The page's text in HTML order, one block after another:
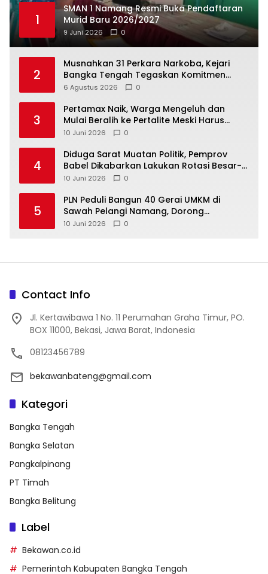
1
SMAN 1 Namang Resmi Buka Pendaftaran
Murid Baru 2026/2027
9 Juni 2026 0
2
Musnahkan 31 Perkara Narkoba, Kejari
Bangka Tengah Tegaskan Komitmen
Berantas Kejahatan Hingga Tuntas
6 Agustus 2026 0
3
‎Pertamax Naik, Warga Mengeluh dan
Mulai Beralih ke Pertalite Meski Harus
10 Juni 2026 0
4
‎Diduga Sarat Muatan Politik, Pemprov
Babel Dikabarkan Lakukan Rotasi Besar-
10 Juni 2026 0
5
‎PLN Peduli Bangun 40 Gerai UMKM di
Sawah Pelangi Namang, Dorong
10 Juni 2026 0
Contact Info
Jl. Kertawibawa 1 No. 11 Perumahan Graha Timur, PO.
BOX 11000, Bekasi, Jawa Barat, Indonesia
08123456789
bekawanbateng@gmail.com
Kategori
Bangka Tengah
Bangka Selatan
Pangkalpinang
PT Timah
Bangka Belitung
Label
Bekawan.co.id
Pemerintah Kabupaten Bangka Tengah